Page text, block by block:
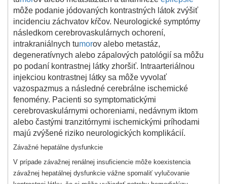
môže podanie jódovaných kontrastných látok zvýšiť
incidenciu záchvatov kŕčov. Neurologické symptómy
následkom cerebrovaskulárnych ochorení,
intrakraniálnych tumorov alebo metastáz,
degeneratívnych alebo zápalových patológií sa môžu
po podaní kontrastnej látky zhoršiť. Intraarteriálnou
injekciou kontrastnej látky sa môže vyvolať
vazospazmus a následné cerebrálne ischemické
fenomény. Pacienti so symptomatickými
cerebrovaskulárnymi ochoreniami, nedávnym iktom
alebo častými tranzitórnymi ischemickými príhodami
majú zvýšené riziko neurologických komplikácií.
Závažné hepatálne dysfunkcie
V prípade závažnej renálnej insuficiencie môže koexistencia
závažnej hepatálnej dysfunkcie vážne spomaliť vylučovanie